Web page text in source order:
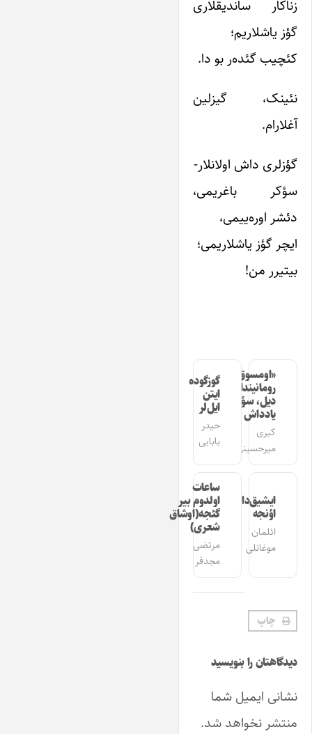
زنا‌کار ساندیقلاری
گؤز یاشلاریم؛
کئچیب گئده‌ر بو دا.
نئینک، گیزلین
آغلارام.
گؤزلری داش اولانلار-
سؤکر باغریمی،
دئشر اوره‌ییمی،
ایچر گؤز یاشلاریمی؛
بیتیرر من!
«اومسوق»
رومانیندا
دیل، سؤز،
یادداش
کبری
میرحسینی
گوزگوده
ایتن
ایل‌لر
حیدر
بابایی
ایشیق‌دان
اؤنجه
ائلمان
موغانلی
ساعات
اولدوم بیر
گئجه(اوشاق
شعری)
مرتضی
مجدفر
چاپ
دیدگاهتان را بنویسید
نشانی ایمیل شما
منتشر نخواهد شد.